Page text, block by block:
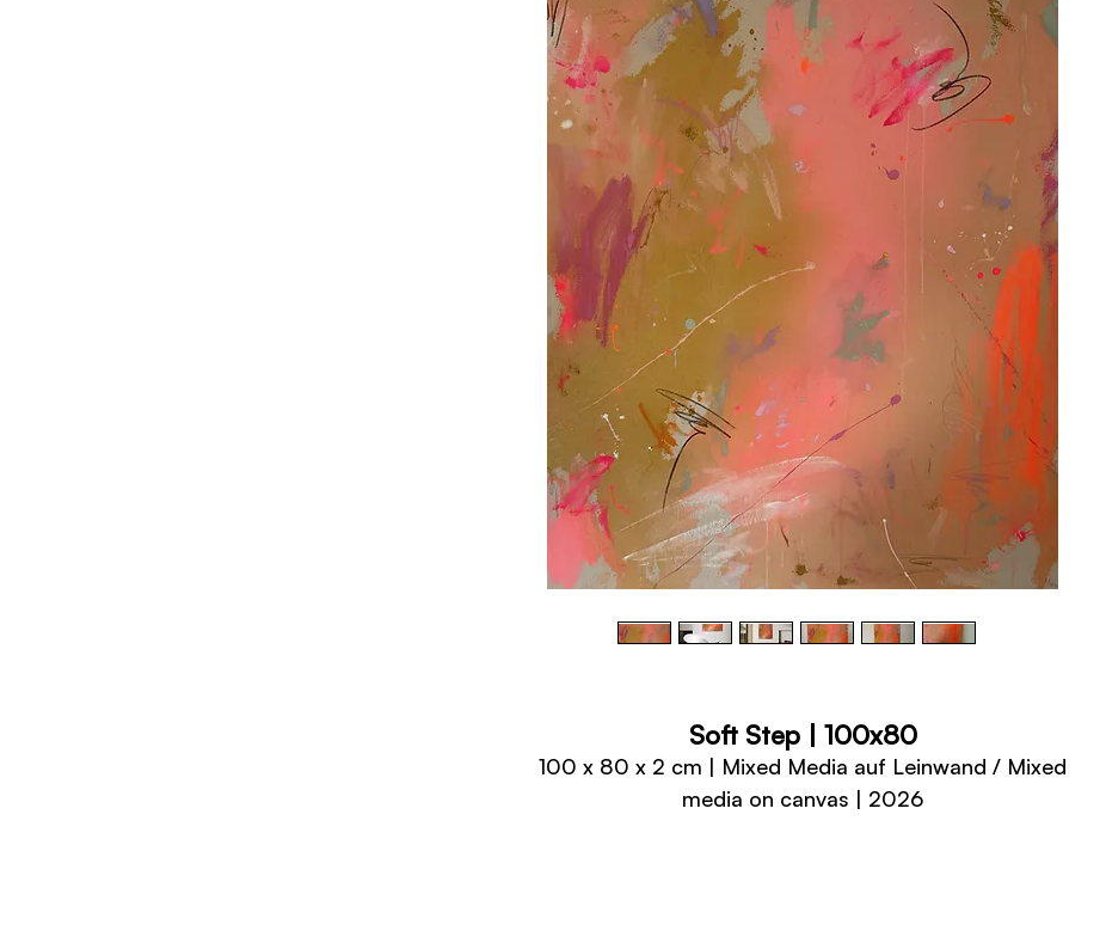
Soft Step | 100x80
100 x 80 x 2 cm | Mixed Media auf Leinwand / Mixed
media on canvas | 2026